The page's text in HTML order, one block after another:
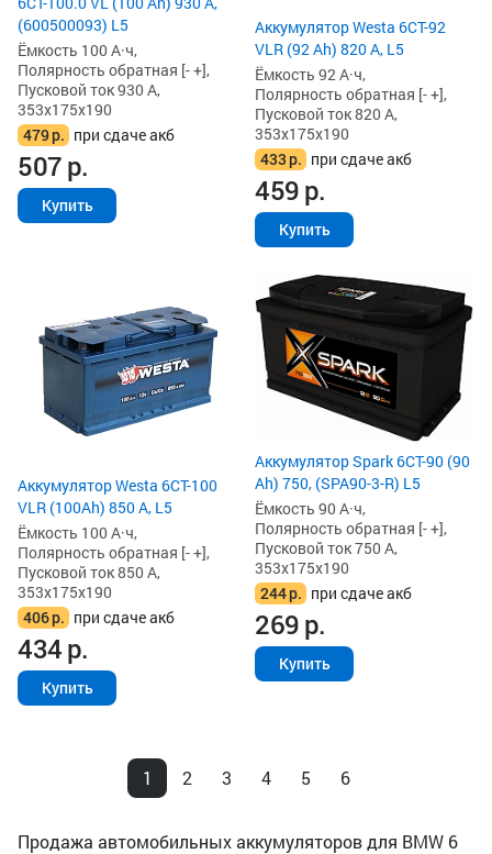
(600500093) L5
Ёмкость 100 А·ч,
Полярность обратная [- +],
Пусковой ток 930 А,
353x175x190
479р. при сдаче акб
507р.
Купить
Аккумулятор Westa 6СТ-92
VLR (92 Ah) 820 А, L5
Ёмкость 92 А·ч,
Полярность обратная [- +],
Пусковой ток 820 А,
353x175x190
433р. при сдаче акб
459р.
Купить
Аккумулятор Westa 6СТ-100
VLR (100Ah) 850 А, L5
Ёмкость 100 А·ч,
Полярность обратная [- +],
Пусковой ток 850 А,
353x175x190
406р. при сдаче акб
434р.
Купить
Аккумулятор Spark 6СТ-90 (90
Ah) 750, (SPA90-3-R) L5
Ёмкость 90 А·ч,
Полярность обратная [- +],
Пусковой ток 750 А,
353x175x190
244р. при сдаче акб
269р.
Купить
1 2 3 4 5 6
Продажа автомобильных аккумуляторов для BMW 6